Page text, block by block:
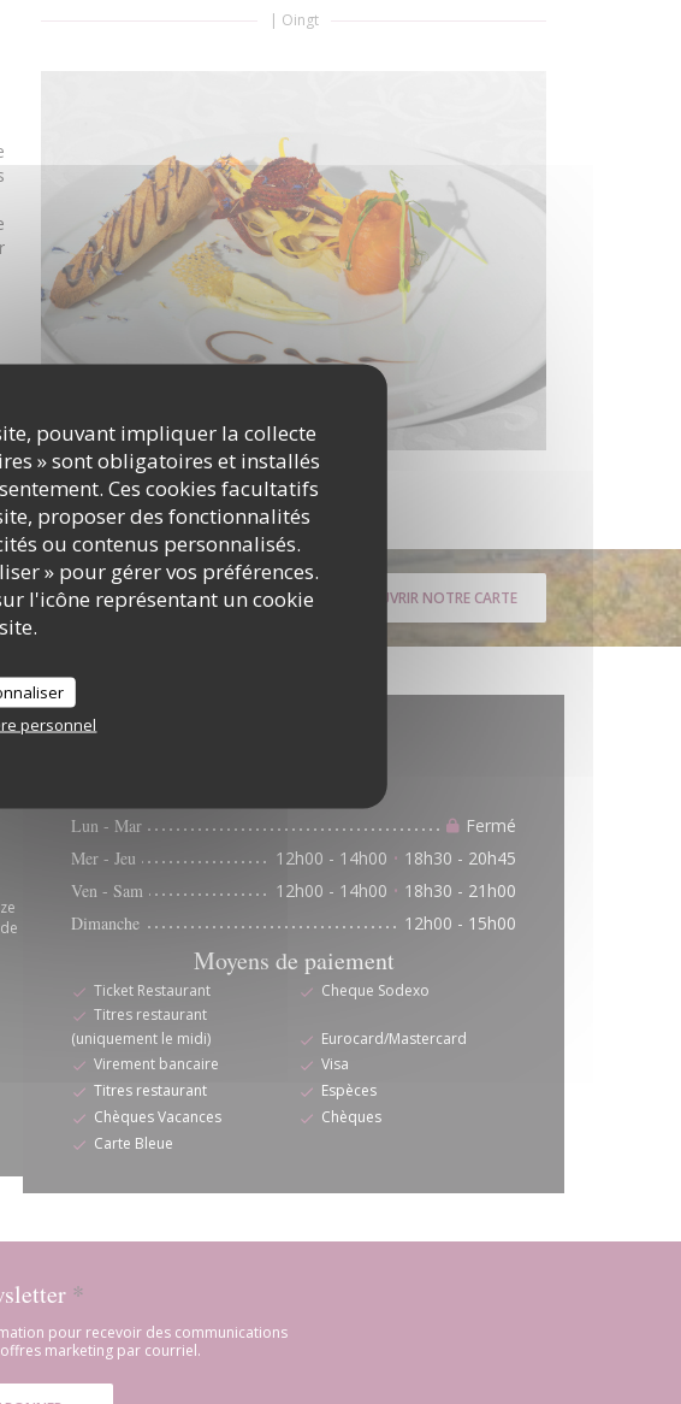
pouvant impliquer la collecte
» sont obligatoires et installés
Ces cookies facultatifs
proposer des fonctionnalités
ou contenus personnalisés.
» pour gérer vos préférences.
l'icône représentant un cookie
personnel
| Oingt
DÉCOUVRIR NOTRE CARTE
Lun - Mar
Fermé
Mer - Jeu 12h00 - 14h00 • 18h30 - 20h45
Ven - Sam 12h00 - 14h00 • 18h30 - 21h00
Dimanche
12h00 - 15h00
Moyens de paiement
Ticket Restaurant
Cheque Sodexo
Titres restaurant
(uniquement le midi)
Eurocard/Mastercard
Virement bancaire
Visa
Titres restaurant
Espèces
Chèques Vacances
Chèques
Carte Bleue
*
pour recevoir des communications
marketing par courriel.